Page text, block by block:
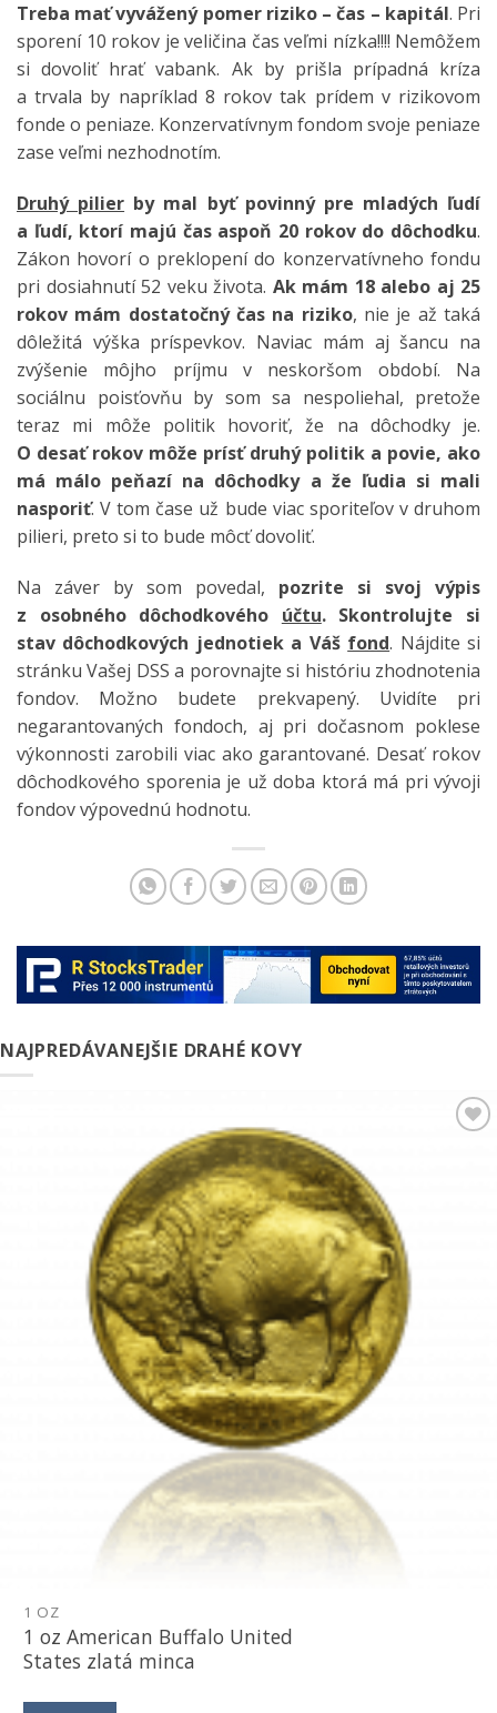
Treba mať vyvážený pomer riziko – čas – kapitál. Pri
sporení 10 rokov je veličina čas veľmi nízka!!!! Nemôžem
si dovoliť hrať vabank. Ak by prišla prípadná kríza
a trvala by napríklad 8 rokov tak prídem v rizikovom
fonde o peniaze. Konzervatívnym fondom svoje peniaze
zase veľmi nezhodnotím.
Druhý pilier by mal byť povinný pre mladých ľudí
a ľudí, ktorí majú čas aspoň 20 rokov do dôchodku.
Zákon hovorí o preklopení do konzervatívneho fondu
pri dosiahnutí 52 veku života. Ak mám 18 alebo aj 25
rokov mám dostatočný čas na riziko, nie je až taká
dôležitá výška príspevkov. Naviac mám aj šancu na
zvýšenie môjho príjmu v neskoršom období. Na
sociálnu poisťovňu by som sa nespoliehal, pretože
teraz mi môže politik hovoriť, že na dôchodky je.
O desať rokov môže prísť druhý politik a povie, ako
má málo peňazí na dôchodky a že ľudia si mali
nasporiť. V tom čase už bude viac sporiteľov v druhom
pilieri, preto si to bude môcť dovoliť.
Na záver by som povedal, pozrite si svoj výpis
z osobného dôchodkového účtu. Skontrolujte si
stav dôchodkových jednotiek a Váš fond. Nájdite si
stránku Vašej DSS a porovnajte si históriu zhodnotenia
fondov. Možno budete prekvapený. Uvidíte pri
negarantovaných fondoch, aj pri dočasnom poklese
výkonnosti zarobili viac ako garantované. Desať rokov
dôchodkového sporenia je už doba ktorá má pri vývoji
fondov výpovednú hodnotu.
NAJPREDÁVANEJŠIE DRAHÉ KOVY
1 OZ
1 oz American Buffalo United
States zlatá minca